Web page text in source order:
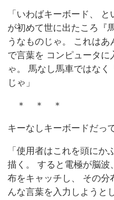
「いわばキーボード、
が初めて世に出たころ『
うなものじゃ。 これは
で言葉を コンピュータに
ゃ。 馬なし馬車ではなく
じゃ」
＊ ＊ ＊
キーなしキーボードだっ
「使用者はこれを頭にか
描く。 すると電極が脳波
布をキャッチし、 その
んな言葉を入力しようと